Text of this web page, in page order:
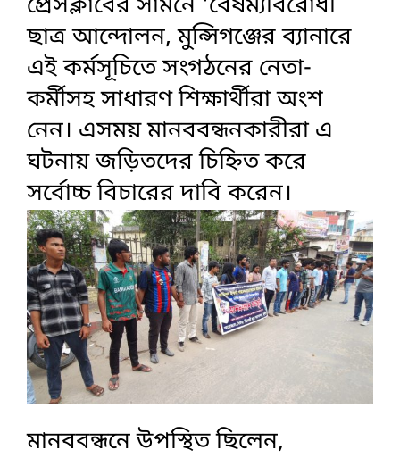
প্রেসক্লাবের সামনে ‘বৈষম্যবিরোধী
ছাত্র আন্দোলন, মুন্সিগঞ্জের ব্যানারে
এই কর্মসূচিতে সংগঠনের নেতা-
কর্মীসহ সাধারণ শিক্ষার্থীরা অংশ
নেন। এসময় মানববন্ধনকারীরা এ
ঘটনায় জড়িতদের চিহ্নিত করে
সর্বোচ্চ বিচারের দাবি করেন।
মানববন্ধনে উপস্থিত ছিলেন,